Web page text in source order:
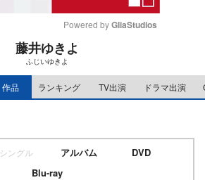
e
Powered by GliaStudios
藤井ゆきよ
ふじいゆきよ
作品 ランキング TV出演 ドラマ出演
シングル アルバム
DVD
Blu-ray